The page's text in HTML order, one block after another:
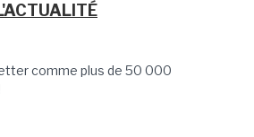
comme plus de 50 000